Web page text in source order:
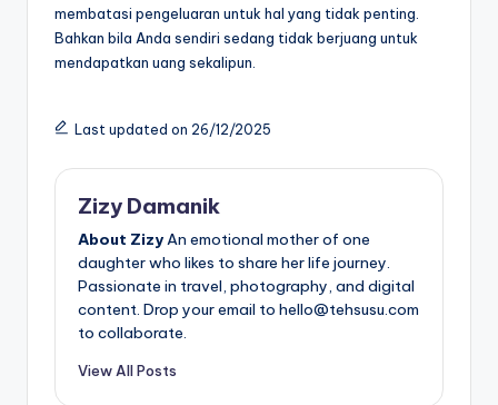
membatasi pengeluaran untuk hal yang tidak penting.
Bahkan bila Anda sendiri sedang tidak berjuang untuk
mendapatkan uang sekalipun.
Last updated on 26/12/2025
Zizy Damanik
About Zizy An emotional mother of one
daughter who likes to share her life journey.
Passionate in travel, photography, and digital
content. Drop your email to hello@tehsusu.com
to collaborate.
View All Posts